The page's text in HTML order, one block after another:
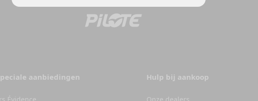
aanbiedingen Hulp bij aankoop